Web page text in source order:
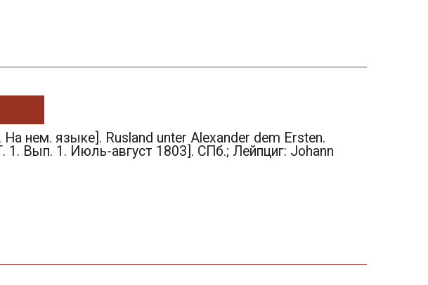
нем. языке]. Rusland unter Alexander dem Ersten.
1. Вып. 1. Июль-август 1803]. СПб.; Лейпциг: Johann